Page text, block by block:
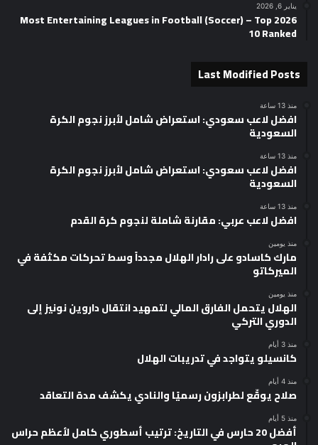
يناير 6, 2026
2026 Most Entertaining Leagues in Football (Soccer) – Top
10 Ranked
Last Modified Posts
منذ 13 ساعة
افضل لاعب سعودي: استعراض شامل لأبرز نجوم الكرة
السعودية
منذ 13 ساعة
افضل لاعب سعودي: استعراض شامل لأبرز نجوم الكرة
السعودية
منذ 13 ساعة
افضل لاعب عربي: مقارنة شاملة لنجوم كرة القدم
منذ يومين
مارك كاسادو على رادار الهلال مجدداً وسط تحركات مكثفة في
الميركاتو
منذ يومين
الهلال يتحمل الفارق المالي لتمهيد انتقال داروين نونيز إلى
الدوري التركي
منذ 3 أيام
كانسيلو يتواجد في تدريبات الهلال
منذ 4 أيام
صلاح يوقّع لطرابزون رسميًا والنادي يكشف مدة التعاقد
منذ 5 أيام
أفضل 20 حارس في التاريخ: ترتيب أسطوري كامل لأعظم حراس